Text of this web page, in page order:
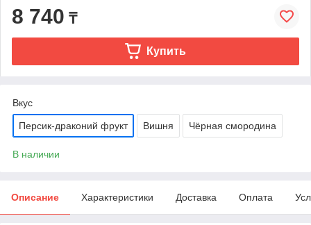
8 740 ₸
Купить
Вкус
Персик-драконий фрукт Вишня Чёрная смородина
В наличии
Описание Характеристики Доставка Оплата